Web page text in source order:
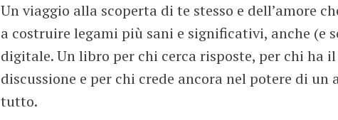
Un viaggio alla scoperta di te stesso e dell’amore
a costruire legami più sani e significativi, anche (e
digitale. Un libro per chi cerca risposte, per chi ha
discussione e per chi crede ancora nel potere di un
tutto.